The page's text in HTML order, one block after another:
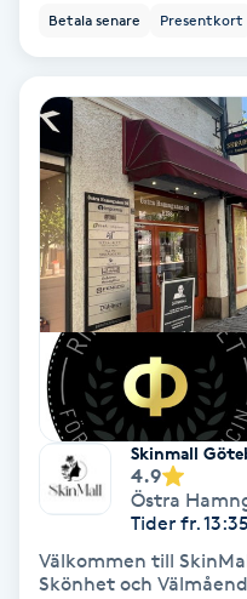
Regndroppsmassage
Reikihealing
Reiki massage
Restorative Yoga
Rosacea
Rosenmetoden
Ryggmassage
Samtalsterapi
Betala senare Presentkort
Skinmall
4.9
Östra
Tider fr.
Välkommen till
Skönhet och